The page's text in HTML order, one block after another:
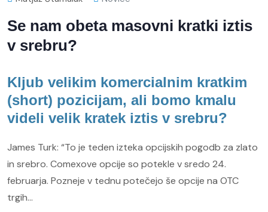
Se nam obeta masovni kratki iztis
v srebru?
Kljub velikim komercialnim kratkim
(short) pozicijam, ali bomo kmalu
videli velik kratek iztis v srebru?
James Turk: “To je teden izteka opcijskih pogodb za zlato
in srebro. Comexove opcije so potekle v sredo 24.
februarja. Pozneje v tednu potečejo še opcije na OTC
trgih…